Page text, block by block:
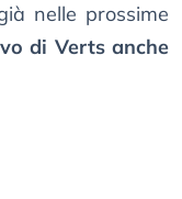
nelle prossime
di Verts anche